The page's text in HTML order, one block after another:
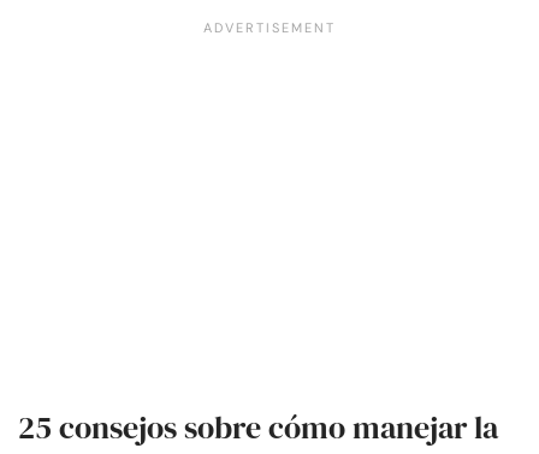
25 consejos sobre cómo manejar la